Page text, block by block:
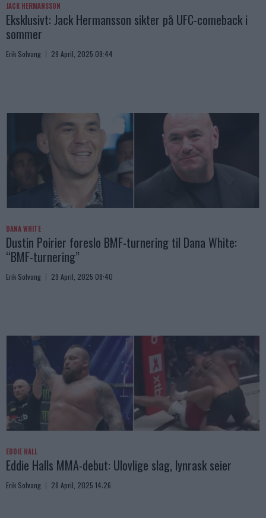
JACK HERMANSSON
Eksklusivt: Jack Hermansson sikter på UFC-comeback i
sommer
Erik Solvang 29 April, 2025 09:44
DANA WHITE
Dustin Poirier foreslo BMF-turnering til Dana White:
“BMF-turnering”
Erik Solvang 29 April, 2025 08:40
EDDIE HALL
Eddie Halls MMA-debut: Ulovlige slag, lynrask seier
Erik Solvang 28 April, 2025 14:26